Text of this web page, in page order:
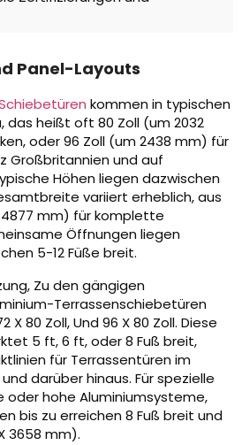
Panel-Layouts
kommen in typischen
das heißt oft 80 Zoll (um 2032
oder 96 Zoll (um 2438 mm) für
Großbritannien und auf
Höhen liegen dazwischen
variiert erheblich, aus
4877 mm) für komplette
Öffnungen liegen
5-12 Füße breit.
Zu den gängigen
Terrassenschiebetüren
X 80 Zoll, Und 96 X 80 Zoll. Diese
5 ft, 6 ft, oder 8 Fuß breit,
für Terrassentüren im
darüber hinaus. Für spezielle
oder hohe Aluminiumsysteme,
bis zu erreichen 8 Fuß breit und
3658 mm).